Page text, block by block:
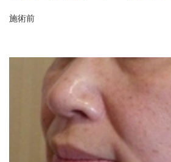
施術前